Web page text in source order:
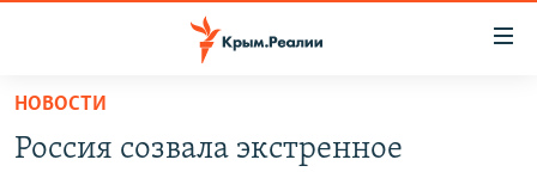
Вернуться
основному
НОВОСТИ
Россия созвала экстренное